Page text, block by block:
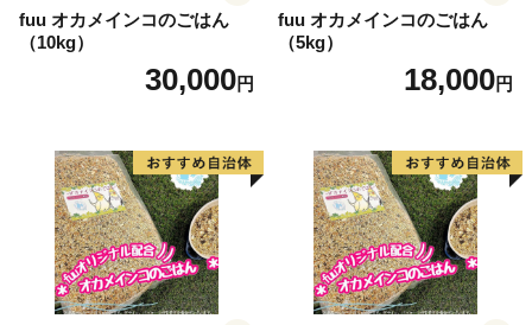
fuu オカメインコのごはん
（10kg）
30,000円
fuu オカメインコのごはん
（5kg）
18,000円